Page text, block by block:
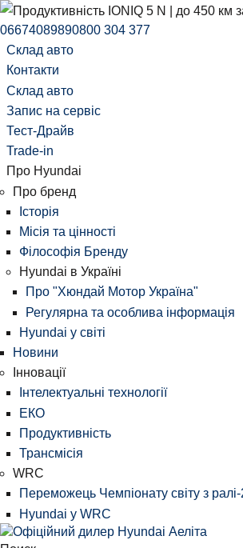
06674089890800 304 377
Склад авто
Контакти
Склад авто
Запис на сервіс
Тест-Драйв
Trade-in
Про Hyundai
Про бренд
Історія
Місія та цінності
Філософія Бренду
Hyundai в Україні
Про "Хюндай Мотор Україна"
Регулярна та особлива інформація
Hyundai у світі
Новини
Інновації
Інтелектуальні технології
ЕКО
Продуктивність
Трансмісія
WRC
Переможець Чемпіонату світу з
Hyundai у WRC